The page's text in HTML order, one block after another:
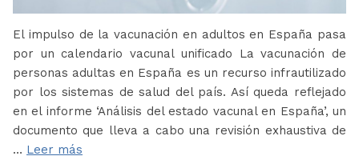
El impulso de la vacunación en adultos en España pasa
por un calendario vacunal unificado La vacunación de
personas adultas en España es un recurso infrautilizado
por los sistemas de salud del país. Así queda reflejado
en el informe ‘Análisis del estado vacunal en España’, un
documento que lleva a cabo una revisión exhaustiva de
… Leer más